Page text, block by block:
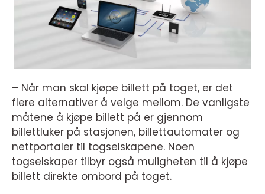
– Når man skal kjøpe billett på toget, er det
flere alternativer å velge mellom. De vanligste
måtene å kjøpe billett på er gjennom
billettluker på stasjonen, billettautomater og
nettportaler til togselskapene. Noen
togselskaper tilbyr også muligheten til å kjøpe
billett direkte ombord på toget.